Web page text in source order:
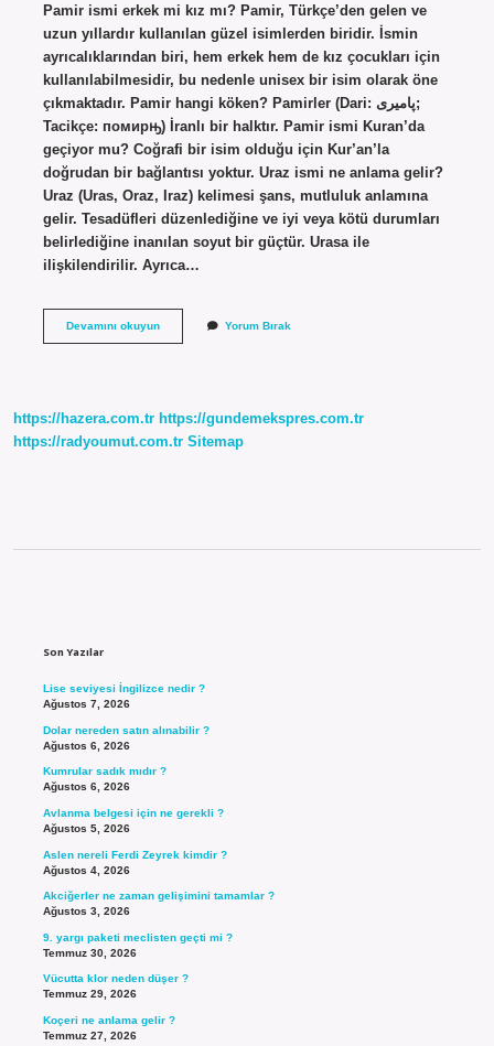
Pamir ismi erkek mi kız mı? Pamir, Türkçe’den gelen ve
uzun yıllardır kullanılan güzel isimlerden biridir. İsmin
ayrıcalıklarından biri, hem erkek hem de kız çocukları için
kullanılabilmesidir, bu nedenle unisex bir isim olarak öne
çıkmaktadır. Pamir hangi köken? Pamirler (Dari: پامیری;
Tacikçe: помирԣ) İranlı bir halktır. Pamir ismi Kuran’da
geçiyor mu? Coğrafi bir isim olduğu için Kur’an’la
doğrudan bir bağlantısı yoktur. Uraz ismi ne anlama gelir?
Uraz (Uras, Oraz, Iraz) kelimesi şans, mutluluk anlamına
gelir. Tesadüfleri düzenlediğine ve iyi veya kötü durumları
belirlediğine inanılan soyut bir güçtür. Urasa ile
ilişkilendirilir. Ayrıca…
Devamını okuyunFamir
Yorum Bırak
https://hazera.com.tr https://gundemekspres.com.tr
https://radyoumut.com.tr Sitemap
Son Yazılar
Lise seviyesi İngilizce nedir ?
Ağustos 7, 2026
Dolar nereden satın alınabilir ?
Ağustos 6, 2026
Kumrular sadık mıdır ?
Ağustos 6, 2026
Avlanma belgesi için ne gerekli ?
Ağustos 5, 2026
Aslen nereli Ferdi Zeyrek kimdir ?
Ağustos 4, 2026
Akciğerler ne zaman gelişimini tamamlar ?
Ağustos 3, 2026
9. yargı paketi meclisten geçti mi ?
Temmuz 30, 2026
Vücutta klor neden düşer ?
Temmuz 29, 2026
Koçeri ne anlama gelir ?
Temmuz 27, 2026